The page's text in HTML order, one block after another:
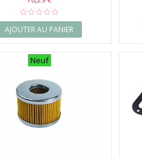
AJOUTER AU PANIER
Neuf